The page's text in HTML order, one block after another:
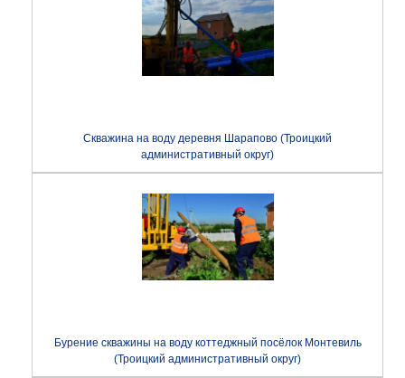
Скважина на воду деревня Шарапово (Троицкий
административный округ)
Бурение скважины на воду коттеджный посёлок Монтевиль
(Троицкий административный округ)